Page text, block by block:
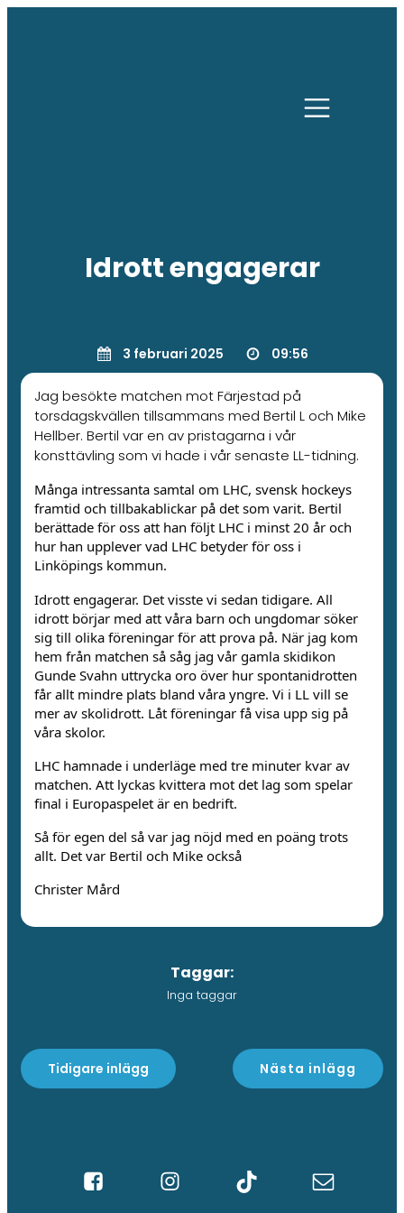
Idrott engagerar
3 februari 2025 09:56
Jag besökte matchen mot Färjestad på
torsdagskvällen tillsammans med Bertil L och Mike
Hellber. Bertil var en av pristagarna i vår
konsttävling som vi hade i vår senaste LL-tidning.
Många intressanta samtal om LHC, svensk hockeys
framtid och tillbakablickar på det som varit. Bertil
berättade för oss att han följt LHC i minst 20 år och
hur han upplever vad LHC betyder för oss i
Linköpings kommun.
Idrott engagerar. Det visste vi sedan tidigare. All
idrott börjar med att våra barn och ungdomar söker
sig till olika föreningar för att prova på. När jag kom
hem från matchen så såg jag vår gamla skidikon
Gunde Svahn uttrycka oro över hur spontanidrotten
får allt mindre plats bland våra yngre. Vi i LL vill se
mer av skolidrott. Låt föreningar få visa upp sig på
våra skolor.
LHC hamnade i underläge med tre minuter kvar av
matchen. Att lyckas kvittera mot det lag som spelar
final i Europaspelet är en bedrift.
Så för egen del så var jag nöjd med en poäng trots
allt. Det var Bertil och Mike också
Christer Mård
Taggar:
Inga taggar
Tidigare inlägg Nästa inlägg